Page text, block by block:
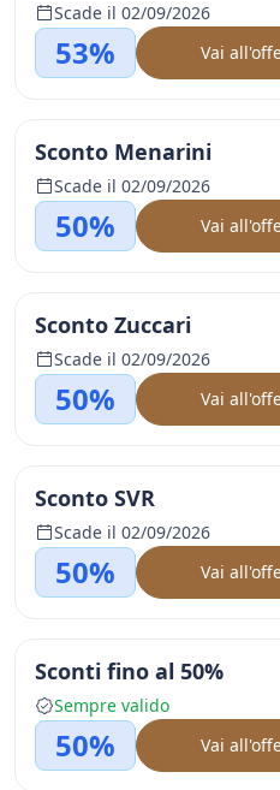
Scade il 02/09/2026
53% Vai
Sconto Menarini
Scade il 02/09/2026
50% Vai
Sconto Zuccari
Scade il 02/09/2026
50% Vai
Sconto SVR
Scade il 02/09/2026
50% Vai
Sconti fino al 50%
Sempre valido
50% Vai